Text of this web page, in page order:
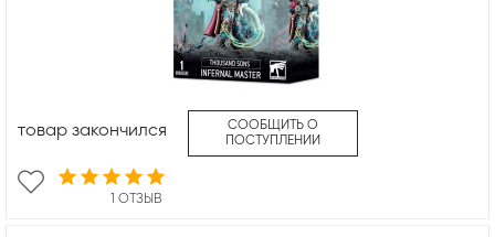
1 ОТЗЫВ
товар закончился
СООБЩИТЬ О
ПОСТУПЛЕНИИ